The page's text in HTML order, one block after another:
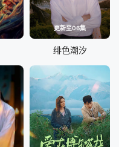
更新至06集
绯色潮汐